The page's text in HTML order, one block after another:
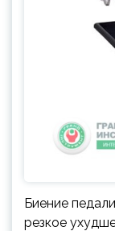
Биение
резкое